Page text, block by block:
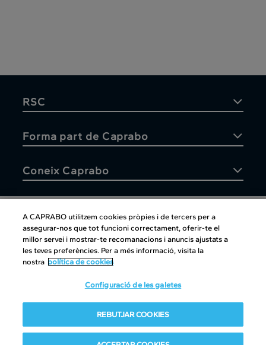
RSC
Forma part de Caprabo
Coneix Caprabo
Atenció al client
Copyright| Política de cookies
Canal intern d'informació
A CAPRABO utilitzem cookies pròpies i de tercers per a
assegurar-nos que tot funcioni correctament, oferir-te el
millor servei i mostrar-te recomanacions i anuncis ajustats a
les teves preferències. Per a més informació, visita la
nostra política de cookies
Configuració de les galetes
REBUTJAR COOKIES